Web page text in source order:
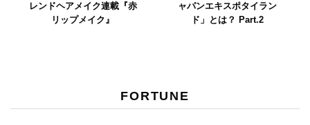
レンドヘアメイク連載『赤
リップメイク』
ャパンエキスポタイラン
ド」とは？ Part.2
FORTUNE